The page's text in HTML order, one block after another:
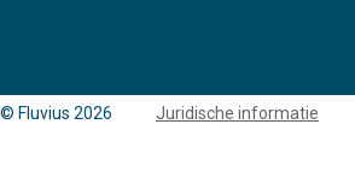
© Fluvius 2026
Copyright
Juridische informatie